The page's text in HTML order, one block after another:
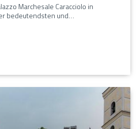
Marchesale Caracciolo in
bedeutendsten und…